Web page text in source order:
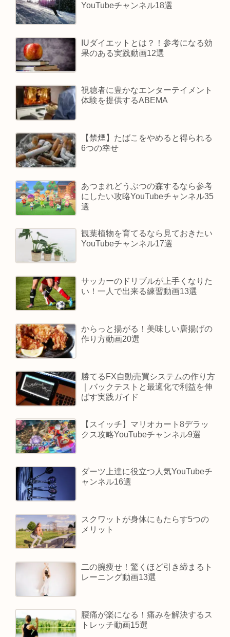
YouTubeチャンネル18選
IUダイエットとは？！参考になる効
果のある実践動画12選
視聴者に豊かなエンターテイメント
体験を提供するABEMA
【禁煙】たばこをやめると得られる
6つの幸せ
あつまれどうぶつの森するなら参考
にしたい攻略YouTubeチャンネル35
選
観葉植物を育てるなら見ておきたい
YouTubeチャンネル17選
サッカーのドリブルが上手くなりた
い！一人で出来る練習動画13選
からっと揚がる！美味しい唐揚げの
作り方動画20選
勝てるFX自動売買システムの作り方
｜バックテストと最適化で利益を伸
ばす実践ガイド
【スイッチ】マリオカート8デラッ
クス攻略YouTubeチャンネル9選
ダーツ上達に役立つ人気YouTubeチ
ャンネル16選
スクワットが身体にもたらす5つの
メリット
二の腕痩せ！驚くほど引き締まるト
レーニング動画13選
腰痛が楽になる！痛みを解決するス
トレッチ動画15選